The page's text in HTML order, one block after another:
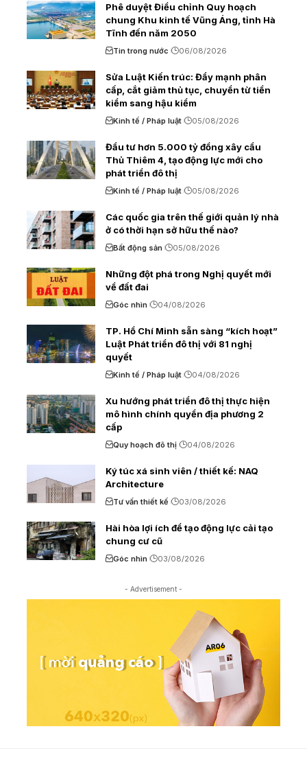
Phê duyệt Điều chỉnh Quy hoạch
chung Khu kinh tế Vũng Áng, tỉnh Hà
Tĩnh đến năm 2050
Tin trong nước 06/08/2026
Sửa Luật Kiến trúc: Đẩy mạnh phân
cấp, cắt giảm thủ tục, chuyển từ tiền
kiểm sang hậu kiểm
Kinh tế / Pháp luật 05/08/2026
Đầu tư hơn 5.000 tỷ đồng xây cầu
Thủ Thiêm 4, tạo động lực mới cho
phát triển đô thị
Kinh tế / Pháp luật 05/08/2026
Các quốc gia trên thế giới quản lý nhà
ở có thời hạn sở hữu thế nào?
Bất động sản 05/08/2026
Những đột phá trong Nghị quyết mới
về đất đai
Góc nhìn 04/08/2026
TP. Hồ Chí Minh sẵn sàng “kích hoạt”
Luật Phát triển đô thị với 81 nghị
quyết
Kinh tế / Pháp luật 04/08/2026
Xu hướng phát triển đô thị thực hiện
mô hình chính quyền địa phương 2
cấp
Quy hoạch đô thị 04/08/2026
Ký túc xá sinh viên / thiết kế: NAQ
Architecture
Tư vấn thiết kế 03/08/2026
Hài hòa lợi ích để tạo động lực cải tạo
chung cư cũ
Góc nhìn 03/08/2026
- Advertisement -